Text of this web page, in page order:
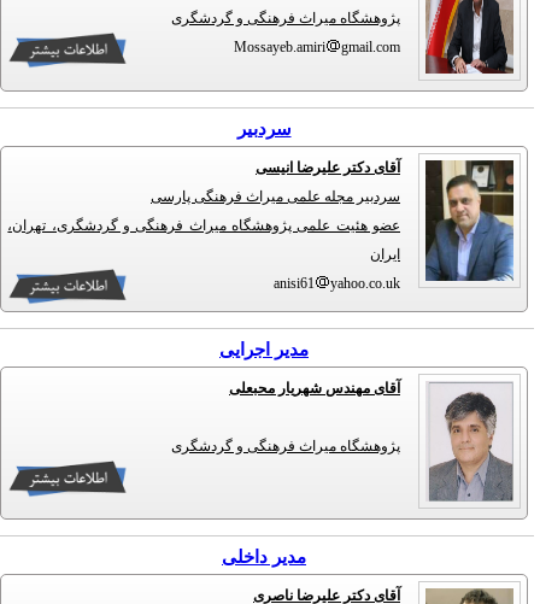
پژوهشگاه میراث فرهنگی و گردشگری
Mossayeb.amiri
gmail.com
سردبیر
آقای دکتر علیرضا انیسی
سردبیر مجله علمی میراث فرهنگی پارسی
عضو هئیت علمی پژوهشگاه میراث فرهنگی و گردشگری، تهران،
ایران
anisi61
yahoo.co.uk
مدیر اجرایی
آقای مهندس شهریار محبعلی
پژوهشگاه میراث فرهنگی و گردشگری
مدیر داخلی
آقای دکتر علیرضا ناصری